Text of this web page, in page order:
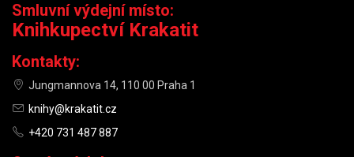
Smluvní výdejní místo:
Knihkupectví Krakatit
Kontakty:
Jungmannova 14, 110 00 Praha 1
knihy@krakatit.cz
+420 731 487 887